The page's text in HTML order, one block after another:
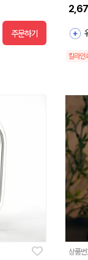
주문하기
칼라인
상품